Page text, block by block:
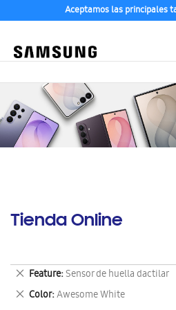
Aceptamos las principales
Tienda Online
Feature Sensor de huella dactilar
Eliminar
este
artículo
Color Awesome White
Eliminar